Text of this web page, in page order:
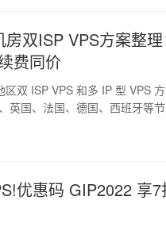
双ISP VPS方案整
费同价
双 ISP VPS 和多 IP 型 VPS
英国、法国、德国、西班牙等
shadow: none
优惠码 GIP2022 享